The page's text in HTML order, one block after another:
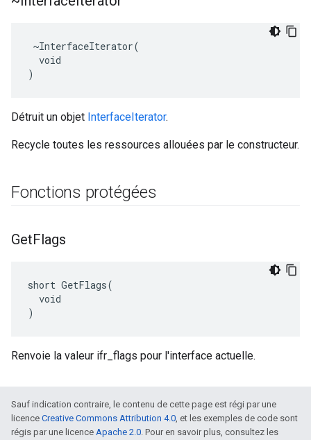
~InterfaceIterator(
  void
)
Détruit un objet InterfaceIterator.
Recycle toutes les ressources allouées par le constructeur.
Fonctions protégées
GetFlags
short GetFlags(
  void
)
Renvoie la valeur ifr_flags pour l'interface actuelle.
Sauf indication contraire, le contenu de cette page est régi par une
licence Creative Commons Attribution 4.0, et les exemples de code sont
régis par une licence Apache 2.0. Pour en savoir plus, consultez les